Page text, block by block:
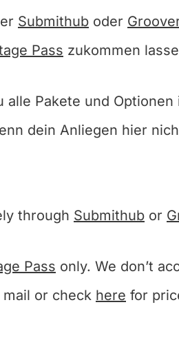
Submithub oder
Pass zukommen
Pakete und Optionen
dein Anliegen hier
through Submithub or
Pass only. We don’t
or check here for